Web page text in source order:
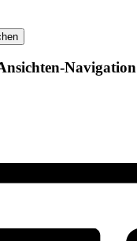
Navigation